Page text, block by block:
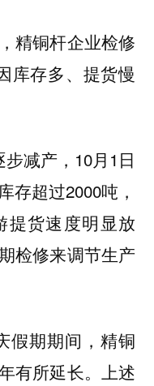
精铜杆企业检修
库存多、提货慢
减产，10月1日
存超过2000吨，
提货速度明显放
检修来调节生产
假期期间，精铜
有所延长。上述